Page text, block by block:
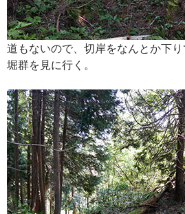
道もないので、切岸をなんとか下
堀群を見に行く。